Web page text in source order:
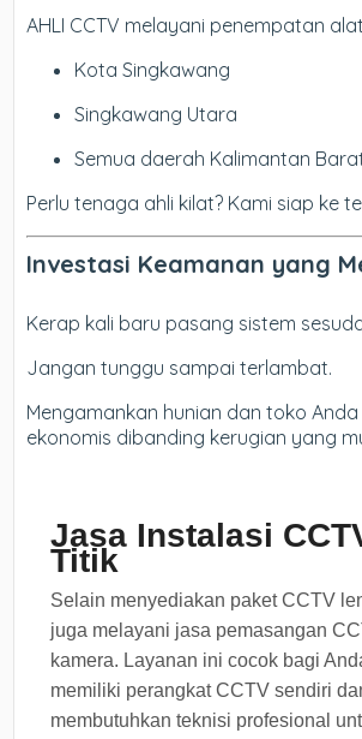
AHLI CCTV melayani penempatan
Kota Singkawang
Singkawang Utara
Semua daerah Kalimantan
Perlu tenaga ahli kilat? Kami siap ke
Investasi Keamanan yang
Kerap kali baru pasang sistem
Jangan tunggu sampai terlambat.
Mengamankan hunian dan toko
ekonomis dibanding kerugian yang
Jasa Instalasi
Titik
Selain menyediakan paket CCTV
juga melayani jasa pemasangan
kamera. Layanan ini cocok bagi
memiliki perangkat CCTV sendiri
membutuhkan teknisi profesional